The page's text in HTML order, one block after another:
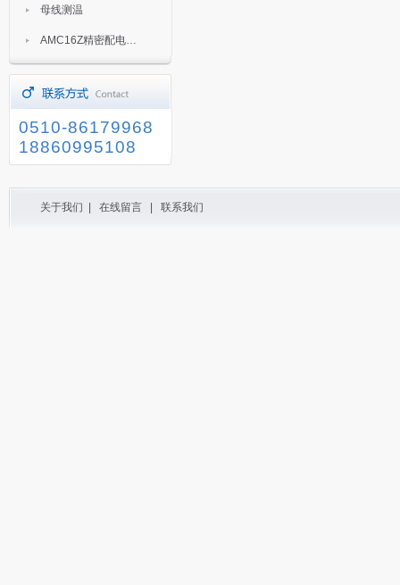
母线测温
AMC16Z精密配电监控装置
0510-86179968
18860995108
关于我们 在线留言 联系我们